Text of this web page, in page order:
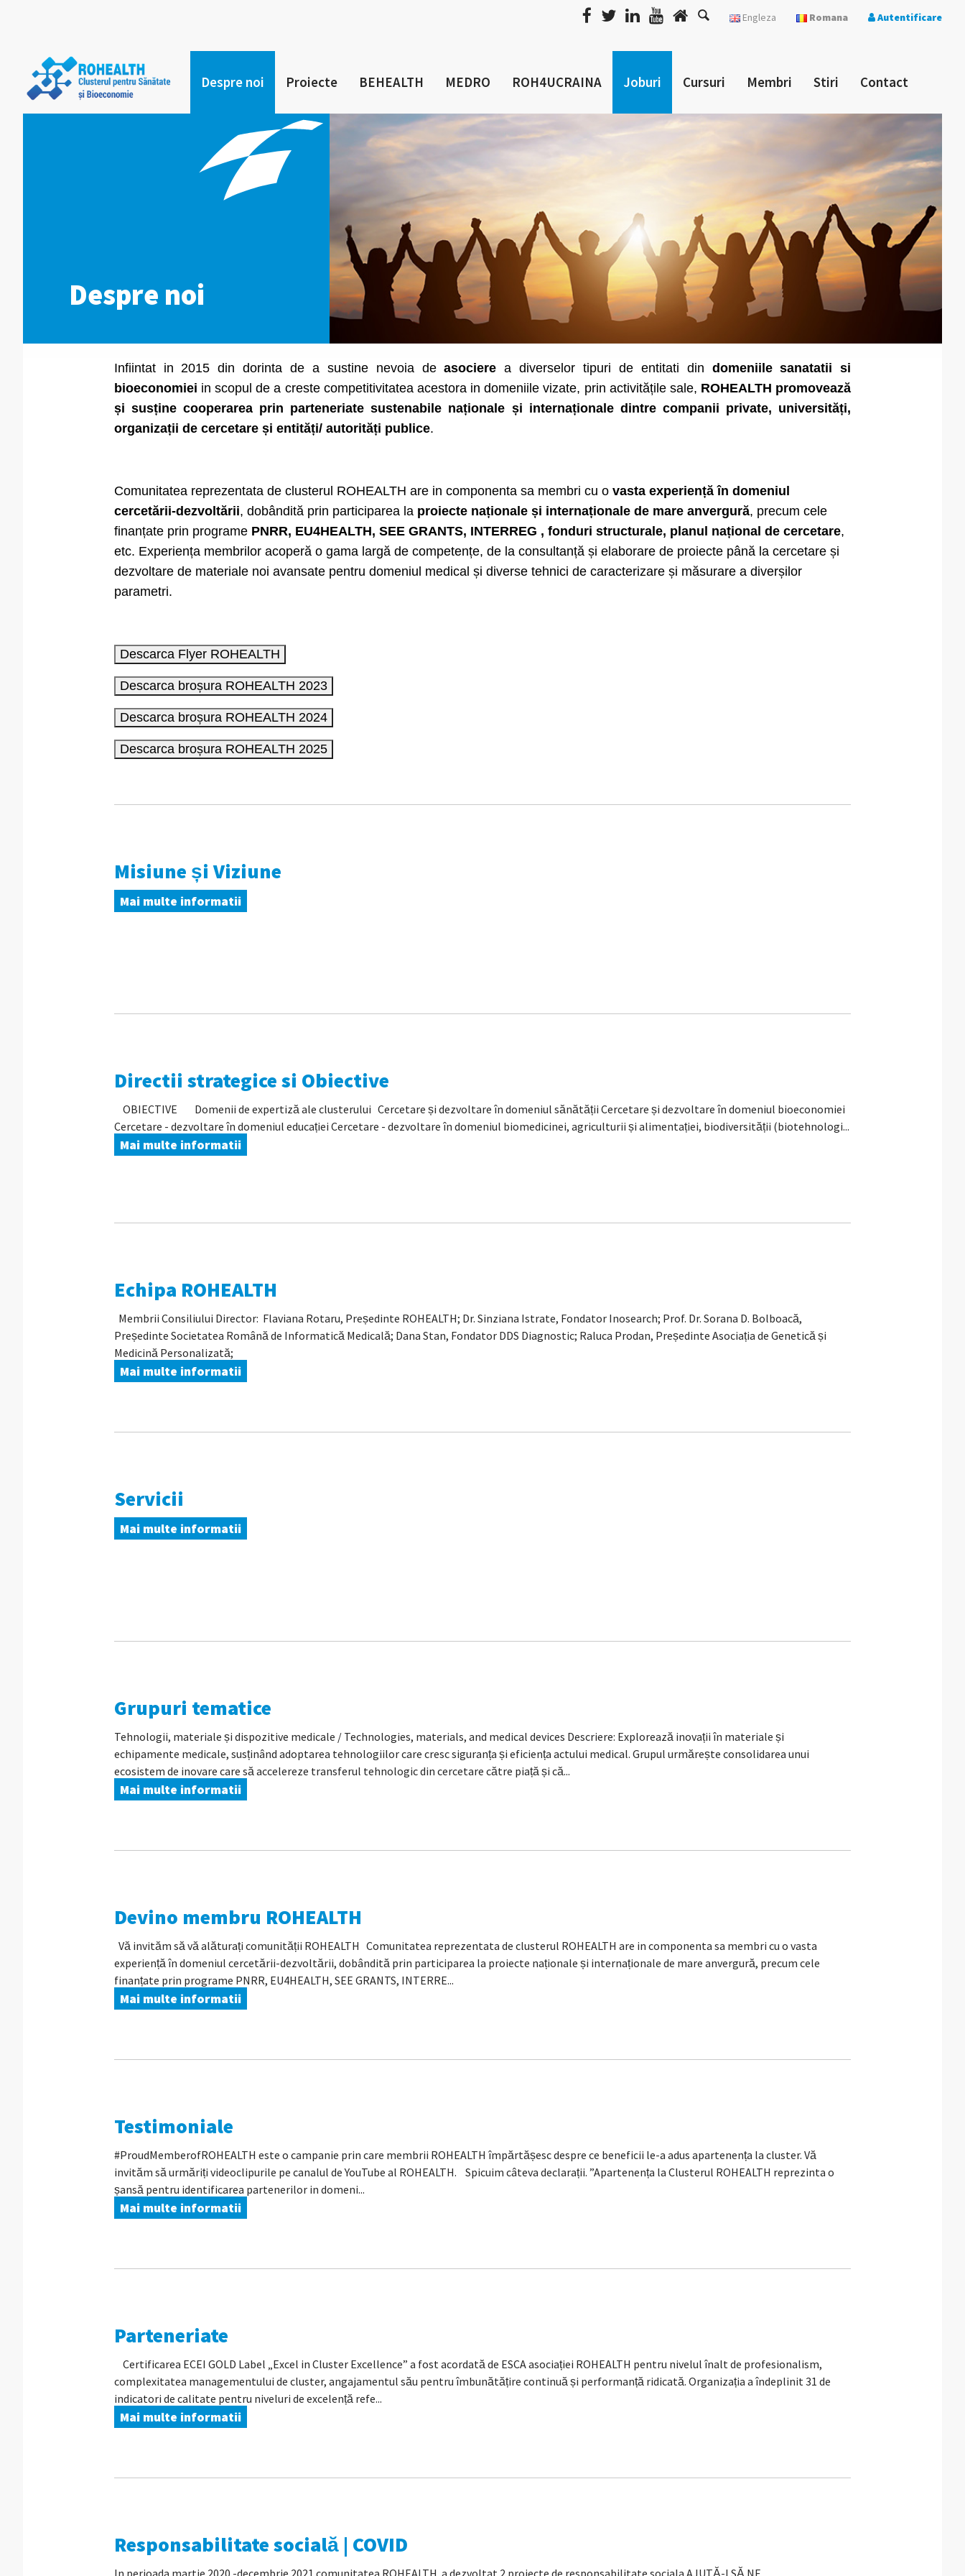
Engleza Romana Autentificare
Despre noi Proiecte BEHEALTH MEDRO ROH4UCRAINA Joburi Cursuri Membri Stiri Contact
Despre noi
Infiintat in 2015 din dorinta de a sustine nevoia deasociere a diverselor tipuri de entitati din domeniile sanatatii si
bioeconomiei in scopul de a creste competitivitatea acestora in domeniile vizate, prin activitățile sale, ROHEALTH promovează
și susține cooperarea prin parteneriate sustenabile naționale și internaționale dintre companii private, universități,
organizații de cercetare și entități/ autorități publice.
Comunitatea reprezentata de clusterul ROHEALTH are in componenta sa membri cu o vasta experiență în domeniul
cercetării-dezvoltării, dobândită prin participarea la proiecte naționale și internaționale de mare anvergură, precum cele
finanțate prin programe PNRR, EU4HEALTH, SEE GRANTS, INTERREG , fonduri structurale, planul național de cercetare,
etc. Experiența membrilor acoperă o gama largă de competențe, de la consultanță și elaborare de proiecte până la cercetare și
dezvoltare de materiale noi avansate pentru domeniul medical și diverse tehnici de caracterizare și măsurare a diverșilor
parametri.
Misiune și Viziune
Mai multe informatii
Directii strategice si Obiective
OBIECTIVE Domenii de expertiză ale clusterului Cercetare și dezvoltare în domeniul sănătății Cercetare și dezvoltare în domeniul bioeconomiei
Cercetare - dezvoltare în domeniul educației Cercetare - dezvoltare în domeniul biomedicinei, agriculturii și alimentației, biodiversității (biotehnologi...
Mai multe informatii
Echipa ROHEALTH
Membrii Consiliului Director: Flaviana Rotaru, Președinte ROHEALTH; Dr. Sinziana Istrate, Fondator Inosearch; Prof. Dr. Sorana D. Bolboacă,
Președinte Societatea Română de Informatică Medicală; Dana Stan, Fondator DDS Diagnostic; Raluca Prodan, Președinte Asociația de Genetică și
Medicină Personalizată;
Mai multe informatii
Servicii
Mai multe informatii
Grupuri tematice
Tehnologii, materiale și dispozitive medicale / Technologies, materials, and medical devices Descriere: Explorează inovații în materiale și
echipamente medicale, susținând adoptarea tehnologiilor care cresc siguranța și eficiența actului medical. Grupul urmărește consolidarea unui
ecosistem de inovare care să accelereze transferul tehnologic din cercetare către piață și că...
Mai multe informatii
Devino membru ROHEALTH
Vă invităm să vă alăturați comunității ROHEALTH Comunitatea reprezentata de clusterul ROHEALTH are in componenta sa membri cu o vasta
experiență în domeniul cercetării-dezvoltării, dobândită prin participarea la proiecte naționale și internaționale de mare anvergură, precum cele
finanțate prin programe PNRR, EU4HEALTH, SEE GRANTS, INTERRE...
Mai multe informatii
Testimoniale
#ProudMemberofROHEALTH este o campanie prin care membrii ROHEALTH împărtășesc despre ce beneficii le-a adus apartenența la cluster. Vă
invităm să urmăriți videoclipurile pe canalul de YouTube al ROHEALTH. Spicuim câteva declarații. ”Apartenența la Clusterul ROHEALTH reprezinta o
șansă pentru identificarea partenerilor in domeni...
Mai multe informatii
Parteneriate
Certificarea ECEI GOLD Label „Excel in Cluster Excellence” a fost acordată de ESCA asociației ROHEALTH pentru nivelul înalt de profesionalism,
complexitatea managementului de cluster, angajamentul său pentru îmbunătățire continuă și performanță ridicată. Organizația a îndeplinit 31 de
indicatori de calitate pentru niveluri de excelență refe...
Mai multe informatii
Responsabilitate socială | COVID
In perioada martie 2020 -decembrie 2021 comunitatea ROHEALTH a dezvoltat 2 proiecte de responsabilitate sociala AJUTĂ-I SĂ NE